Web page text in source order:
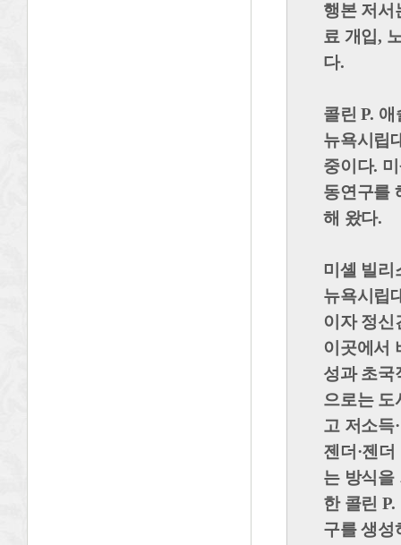
행본 저서
료 개입,
다.
콜린 P.
뉴욕시립
중이다.
동연구를
해 왔다.
미셸 빌리
뉴욕시립
이자 정신
이곳에서
성과 초국
으로는 도
고 저소득
젠더·젠
는 방식을
한 콜린
구를 생성